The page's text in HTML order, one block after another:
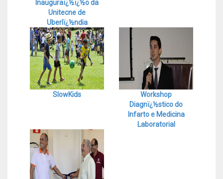
Inauguraï¿½ï¿½o da
Unitecne de
Uberlï¿½ndia
SlowKids
Workshop
Diagnï¿½stico do
Infarto e Medicina
Laboratorial